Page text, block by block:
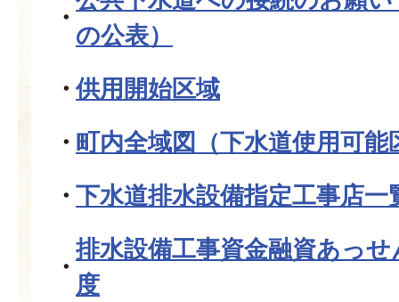
の公表）
供用開始区域
町内全域図（下水道使用可能
下水道排水設備指定工事店一
排水設備工事資金融資あっ
度